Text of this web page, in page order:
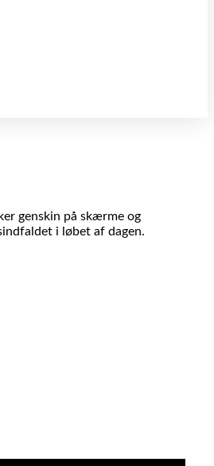
genskin på skærme og
i løbet af dagen.